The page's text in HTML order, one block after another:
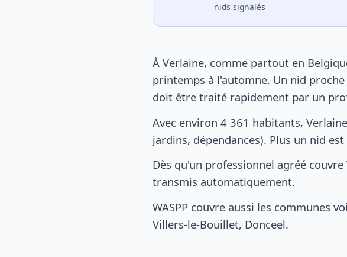
nids signalés
À Verlaine, comme partout en
printemps à l'automne. Un nid
doit être traité rapidement par un
Avec environ 4 361 habitants,
jardins, dépendances). Plus un nid
Dès qu'un professionnel agréé
transmis automatiquement.
WASPP couvre aussi les communes
Villers-le-Bouillet, Donceel.